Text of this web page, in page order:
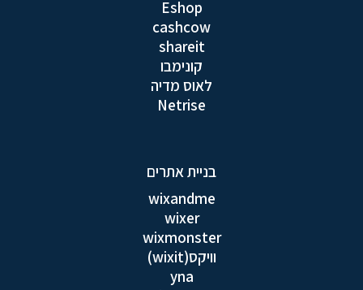
Eshop
cashcow
shareit
קונימבו
לאוס מדיה
Netrise
בניית אתרים
wixandme
wixer
wixmonster
וויקס(wixit)
yna